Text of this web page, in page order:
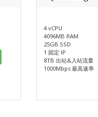
4 vCPU
4096MB RAM
25GB SSD
1 固定 IP
8TB 出站&入站流量
1000Mbps 最高速率